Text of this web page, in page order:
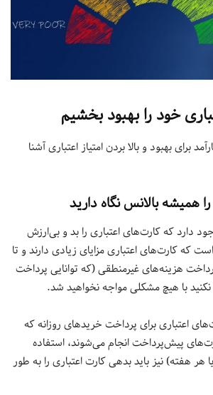
خود را بهبود بخشیم
برای بهبود و بالا بردن امتیاز اعتباری آشنا
همیشه بالانس نگاه دارید
دارد که کارت‌های اعتباری را بد و بی‌ارزش
که کارت‌های اعتباری مزایای زیادی دارند و تا
هزینه‌های غیرمنطقی (که توانایی پرداخت
نکنید با هیچ مشکلی مواجه نخواهید شد.
اعتباری برای پرداخت خریدهای روزانه که
پیش‌پرداخت انجام می‌شوند، استفاده
هر هفته) نیز باید بدهی کارت اعتباری را به طور